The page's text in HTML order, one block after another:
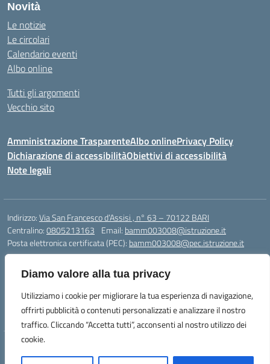
Diamo valore alla tua privacy
Utilizziamo i cookie per migliorare la tua esperienza di navigazione,
offrirti pubblicità o contenuti personalizzati e analizzare il nostro
traffico. Cliccando “Accetta tutti”, acconsenti al nostro utilizzo dei
cookie.
Novità
Le notizie
Le circolari
Calendario eventi
Albo online
Tutti gli argomenti
Vecchio sito
Amministrazione TrasparenteAlbo onlinePrivacy Policy
Dichiarazione di accessibilitàObiettivi di accessibilità
Note legali
Indirizzo:Via San Francesco d’Assisi , n° 63 – 70122 BARI
Centralino:0805213163 Email: bamm003008@istruzione.it
Posta elettronica certificata (PEC): bamm003008@pec.istruzione.it
Codice meccanografico: BAMM003008
Codice Indice delle Pubbliche Amministrazioni (IPA): istsc_bamm003008
Codice unico di fatturazione (CUF): UFZ1FY